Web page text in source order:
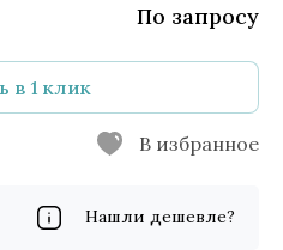
По запросу
в 1 клик
В избранное
Нашли дешевле?